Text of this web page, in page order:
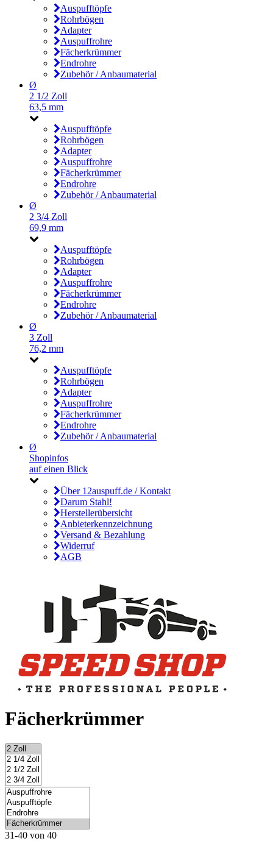
Auspufftöpfe
Rohrbögen
Adapter
Auspuffrohre
Fächerkrümmer
Endrohre
Zubehör / Anbaumaterial
Ø
2 1/2 Zoll
63,5 mm
Auspufftöpfe
Rohrbögen
Adapter
Auspuffrohre
Fächerkrümmer
Endrohre
Zubehör / Anbaumaterial
Ø
2 3/4 Zoll
69,9 mm
Auspufftöpfe
Rohrbögen
Adapter
Auspuffrohre
Fächerkrümmer
Endrohre
Zubehör / Anbaumaterial
Ø
3 Zoll
76,2 mm
Auspufftöpfe
Rohrbögen
Adapter
Auspuffrohre
Fächerkrümmer
Endrohre
Zubehör / Anbaumaterial
Ø
Shopinfos
auf einen Blick
Über 12auspuff.de / Kontakt
Darum Stahl!
Herstellerübersicht
Anbieterkennzeichnung
Versand & Bezahlung
Widerruf
AGB
Fächerkrümmer
31-40 von 40